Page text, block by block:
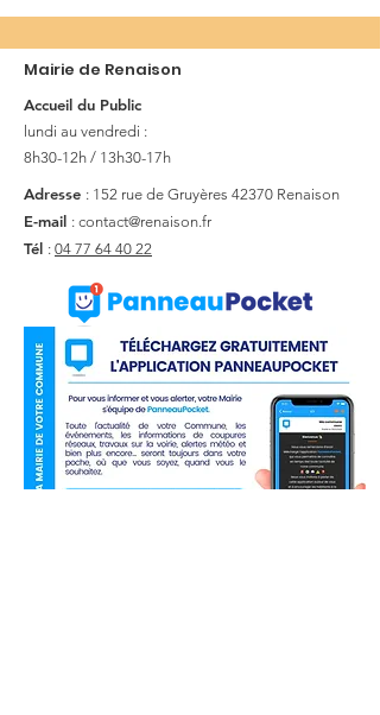
Mairie de Renaison
Accueil du Public
lundi au vendredi :
8h30-12h / 13h30-17h
Adresse : 152 rue de Gruyères 42370 Renaison
E-mail : contact@renaison.fr
Tél : 04 77 64 40 22